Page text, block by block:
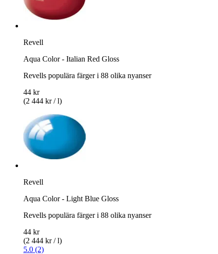
Revell
Aqua Color - Italian Red Gloss
Revells populära färger i 88 olika nyanser
44 kr
(2 444 kr / l)
Revell
Aqua Color - Light Blue Gloss
Revells populära färger i 88 olika nyanser
44 kr
(2 444 kr / l)
5.0 (2)